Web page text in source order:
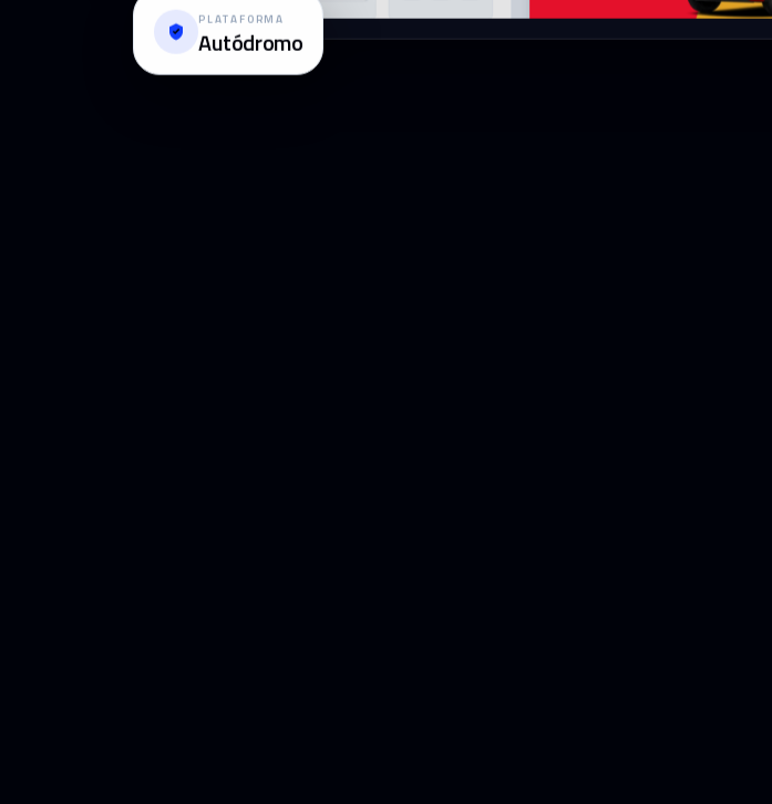
PLATAFORMA
Autódromo